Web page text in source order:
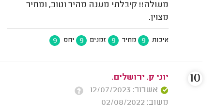
מעולה!! קיבלתי מענה מהיר וטוב, ומחיר
מצוין.
איכות 9 מחיר 9 זמנים 9 יחס 9
יוני ק. ירושלים.
אשרור: 12/07/2023
משוב: 02/08/2022
10